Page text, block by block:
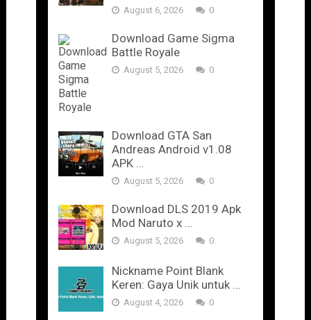
August 6, 2026 0
Download Game Sigma
Battle Royale
August 5, 2026 0
Download GTA San
Andreas Android v1.08
APK …
August 5, 2026 0
Download DLS 2019 Apk
Mod Naruto x …
August 5, 2026 0
Nickname Point Blank
Keren: Gaya Unik untuk …
August 4, 2026 0